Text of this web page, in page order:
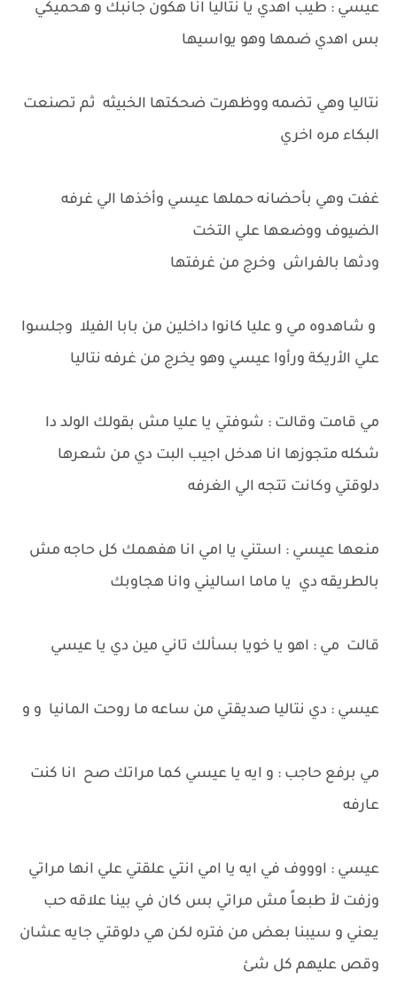
عيسي : طيب اهدي يا نتاليا انا هكون جانبك و هحميكي
بس اهدي ضمها وهو يواسيها
نتاليا وهي تضمه ووظهرت ضحكتها الخبيثه ثم تصنعت
البكاء مره اخري
غفت وهي بأحضانه حملها عيسي وأخذها الي غرفه
الضيوف ووضعها علي التخت
ودثها بالفراش وخرج من غرفتها
و شاهدوه مي و عليا كانوا داخلين من بابا الفيلا وجلسوا
علي الأريكة ورأوا عيسي وهو يخرج من غرفه نتاليا
مي قامت وقالت : شوفتي يا عليا مش بقولك الولد دا
شكله متجوزها انا هدخل اجيب البت دي من شعرها
دلوقتي وكانت تتجه الي الغرفه
منعها عيسي : استني يا امي انا هفهمك كل حاجه مش
بالطريقه دي يا ماما اساليني وانا هجاوبك
قالت مي : اهو يا خويا بسألك تاني مين دي يا عيسي
عيسي : دي نتاليا صديقتي من ساعه ما روحت المانيا و و
مي برفع حاجب : و ايه يا عيسي كما مراتك صح انا كنت
عارفه
عيسي : اوووف في ايه يا امي انتي علقتي علي انها مراتي
وزفت لأ طبعاً مش مراتي بس كان في بينا علاقه حب
يعني و سيبنا بعض من فتره لكن هي دلوقتي جايه عشان
وقص عليهم كل شئ